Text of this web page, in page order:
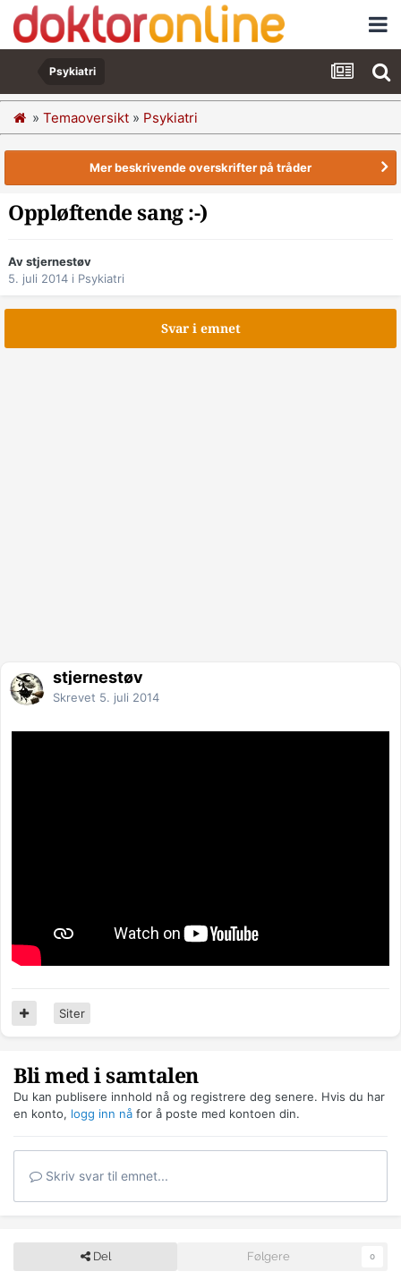
Psykiatri
» Temaoversikt » Psykiatri
Mer beskrivende overskrifter på tråder
Oppløftende sang :-)
Av stjernestøv
5. juli 2014 i Psykiatri
Svar i emnet
stjernestøv
Skrevet 5. juli 2014
Siter
Bli med i samtalen
Du kan publisere innhold nå og registrere deg senere. Hvis du har
en konto, logg inn nå for å poste med kontoen din.
Skriv svar til emnet...
Del Følgere 0